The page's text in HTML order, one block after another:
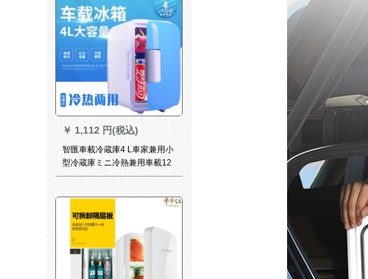
电池に达すことです。
￥ 1,112 円(税込)
智匯車載冷蔵庫4 L車家兼用小
型冷蔵庫ミニ冷熱兼用車載12
v冷蔵庫冷暖房室4 Lミニ冷蔵